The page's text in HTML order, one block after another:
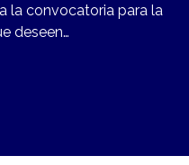
la convocatoria para la
deseen…